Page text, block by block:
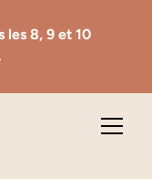
les 8, 9 et 10